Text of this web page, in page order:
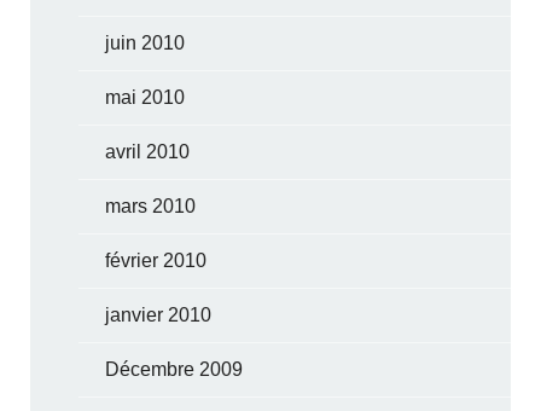
juin 2010
mai 2010
avril 2010
mars 2010
février 2010
janvier 2010
Décembre 2009